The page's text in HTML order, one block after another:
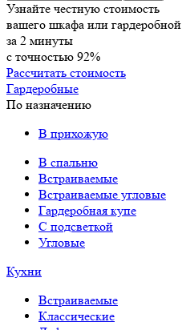
Узнайте честную стоимость
вашего шкафа или гардеробной
за 2 минуты
с точностью 92%
Рассчитать стоимость
Гардеробные
По назначению
В прихожую
В спальню
Встраиваемые
Встраиваемые угловые
Гардеробная купе
С подсветкой
Угловые
Кухни
Встраиваемые
Классические